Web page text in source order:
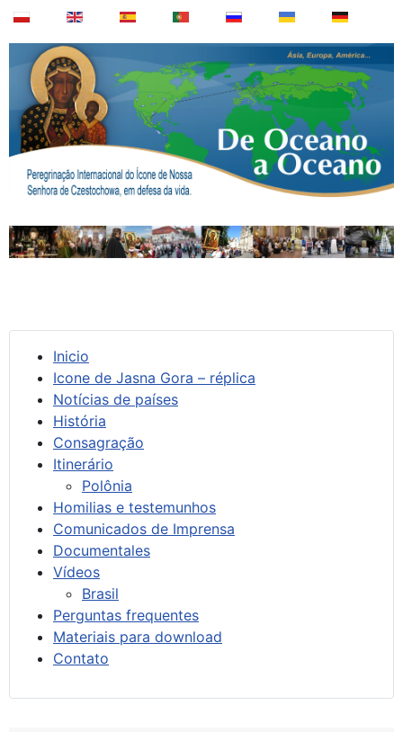
Inicio
Icone de Jasna Gora – réplica
Notícias de países
História
Consagração
Itinerário
Polônia
Homilias e testemunhos
Comunicados de Imprensa
Documentales
Vídeos
Brasil
Perguntas frequentes
Materiais para download
Contato